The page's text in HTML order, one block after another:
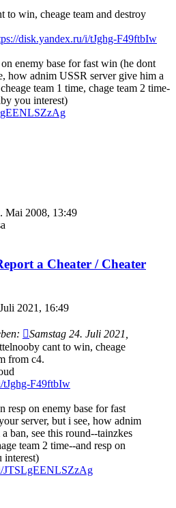
win, cheage team and destroy
disk.yandex.ru/i/tJghg-F49ftbIw
enemy base for fast win (he dont
how adnim USSR server give him a
team 1 time, chage team 2 time-
you interest)
Mai 2008, 13:49
a Cheater / Cheater
2021, 16:49
Samstag 24. Juli 2021,
cant to win, cheage
from c4.
tJghg-F49ftbIw
resp on enemy base for fast
server, but i see, how adnim
ban, see this round--tainzkes
team 2 time--and resp on
interest)
JTSLgEENLSZzAg